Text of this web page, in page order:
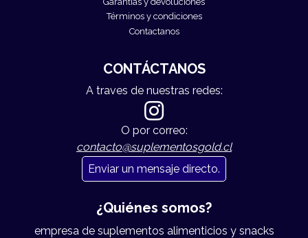
Términos y condiciones
Contactanos
CONTÁCTANOS
A traves de nuestras redes:
O por correo:
contacto@suplementosgold.cl
Enviar un mensaje directo.
¿Quiénes somos?
empresa de suplementos alimenticios y snacks